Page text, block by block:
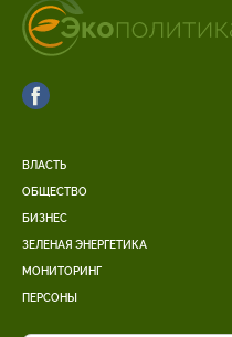
ВЛАСТЬ
ОБЩЕСТВО
БИЗНЕС
ЗЕЛЕНАЯ ЭНЕРГЕТИКА
МОНИТОРИНГ
ПЕРСОНЫ